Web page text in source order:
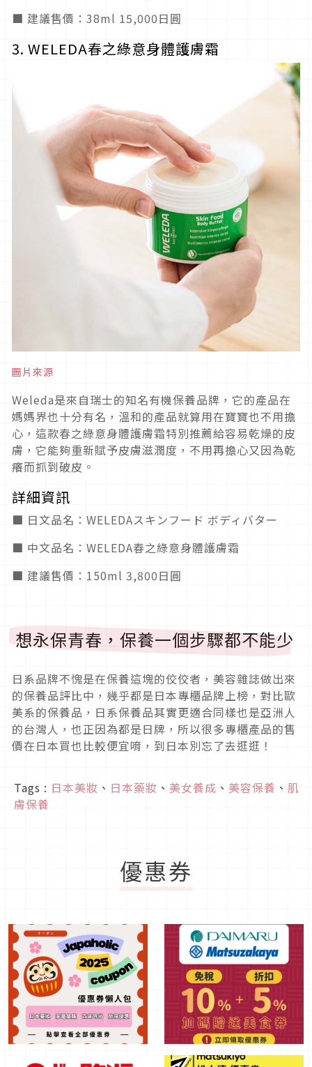
■ 建議售價：38ml 15,000日圓
3. WELEDA春之綠意身體護膚霜
圖片來源
Weleda是來自瑞士的知名有機保養品牌，它的產品在
媽媽界也十分有名，溫和的產品就算用在寶寶也不用擔
心，這款春之綠意身體護膚霜特別推薦給容易乾燥的皮
膚，它能夠重新賦予皮膚滋潤度，不用再擔心又因為乾
癢而抓到破皮。
詳細資訊
■ 日文品名：WELEDAスキンフード ボディバター
■ 中文品名：WELEDA春之綠意身體護膚霜
■ 建議售價：150ml 3,800日圓
想永保青春，保養一個步驟都不能少
日系品牌不愧是在保養這塊的佼佼者，美容雜誌做出來
的保養品評比中，幾乎都是日本專櫃品牌上榜，對比歐
美系的保養品，日系保養品其實更適合同樣也是亞洲人
的台灣人，也正因為都是日牌，所以很多專櫃產品的售
價在日本買也比較便宜唷，到日本別忘了去逛逛！
Tags : 日本美妝 、 日本藥妝 、 美女養成 、 美容保養 、 肌
膚保養
優惠券